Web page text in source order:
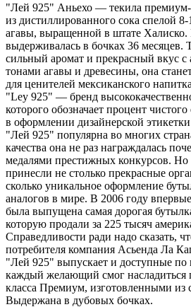
"Лей 925" Аньехо — текила премиум-
из дистиллированного сока спелой
агавы, выращенной в штате Халиско.
выдерживалась в бочках 36 месяцев.
сильный аромат и прекрасный вкус
тонами агавы и древесины, она
для ценителей мексиканского
"Ley 925" — бренд
которого обозначает процент
в оформлении дизайнерской
"Лей 925" популярна во многих
качества она не раз награждалась
медалями престижных конкурсов. Но
принесли не столько прекрасные
сколько уникальное оформление
аналогов в мире. В 2006 году
была выпущена самая дорогая
которую продали за 225 тысяч
Справедливости ради надо сказать,
потребителя компания Асьенда Ла
"Лей 925" выпускает и доступные по
каждый желающий смог насладиться
класса Премиум, изготовленными из
Выдержана в дубовых бочках.